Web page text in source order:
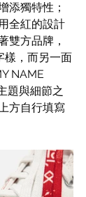
添獨特性；
全紅的設計
雙方品牌，
樣，而另一面
NAME
題與細節之
方自行填寫